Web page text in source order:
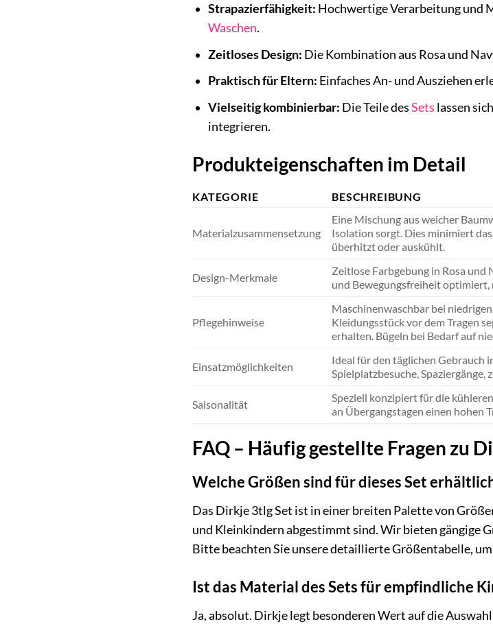
Strapazierfähigkeit: Hochwertige Verarbeitung und
Waschen.
Zeitloses Design: Die Kombination aus Rosa und
Praktisch für Eltern: Einfaches An- und Ausziehen
Vielseitig kombinierbar: Die Teile desSets lassen
integrieren.
Produkteigenschaften im Detail
KATEGORIE BESCHREIBUNG
Materialzusammensetzung
Eine Mischung aus weicher
Isolation sorgt. Dies minimiert
überhitzt oder auskühlt.
Design-Merkmale
Zeitlose Farbgebung in Rosa
und Bewegungsfreiheit optimiert,
Pflegehinweise
Maschinenwaschbar bei
Kleidungsstück vor dem Tragen
erhalten. Bügeln bei Bedarf auf
Einsatzmöglichkeiten
Ideal für den täglichen Gebrauch
Spielplatzbesuche, Spaziergänge,
Saisonalität
Speziell konzipiert für die
an Übergangstagen einen hohen
FAQ – Häufig gestellte Fragen zu
Welche Größen sind für dieses Set
Das Dirkje 3tlg Set ist in einer breiten Palette von
und Kleinkindern abgestimmt sind. Wir bieten gängige
Bitte beachten Sie unsere detaillierte Größentabelle,
Ist das Material des Sets für empfindliche
Ja, absolut. Dirkje legt besonderen Wert auf die